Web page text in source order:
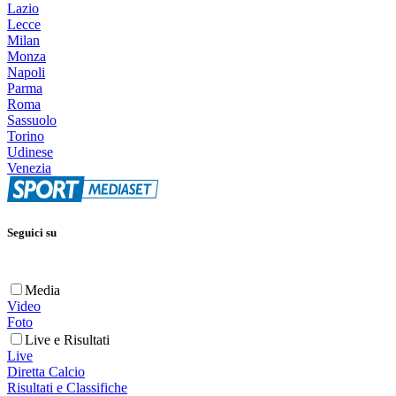
Lazio
Lecce
Milan
Monza
Napoli
Parma
Roma
Sassuolo
Torino
Udinese
Venezia
Seguici su
Media
Video
Foto
Live e Risultati
Live
Diretta Calcio
Risultati e Classifiche